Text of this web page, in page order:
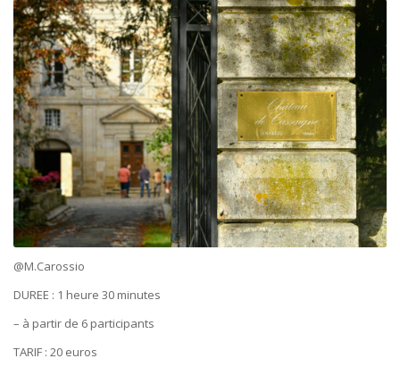
@M.Carossio
DUREE : 1 heure 30 minutes
– à partir de 6 participants
TARIF : 20 euros